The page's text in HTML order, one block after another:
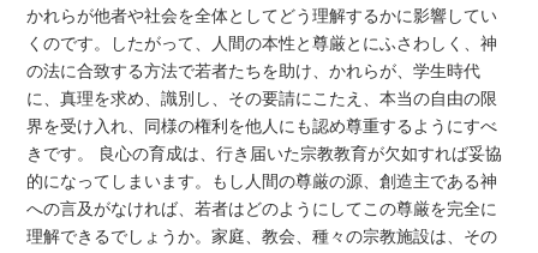
かれらが他者や社会を全体としてどう理解するかに影響してい
くのです。したがって、人間の本性と尊厳とにふさわしく、神
の法に合致する方法で若者たちを助け、かれらが、学生時代
に、真理を求め、識別し、その要請にこたえ、本当の自由の限
界を受け入れ、同様の権利を他人にも認め尊重するようにすべ
きです。 良心の育成は、行き届いた宗教教育が欠如すれば妥協
的になってしまいます。もし人間の尊厳の源、創造主である神
への言及がなければ、若者はどのようにしてこの尊厳を完全に
理解できるでしょうか。家庭、教会、種々の宗教施設は、その